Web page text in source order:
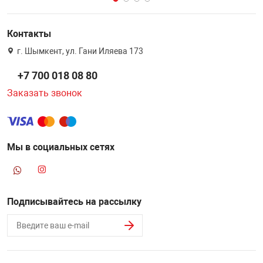
Контакты
г. Шымкент, ул. Гани Иляева 173
+7 700 018 08 80
Заказать звонок
Мы в социальных сетях
Подписывайтесь на рассылку